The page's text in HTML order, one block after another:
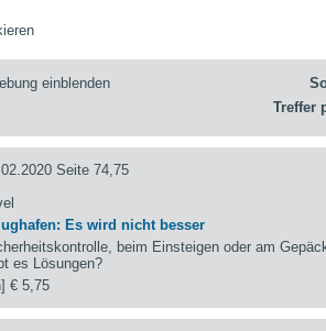
einblenden
Treffer
Seite 74,75
Es wird nicht besser
beim Einsteigen oder am
es Lösungen?
€ 5,75